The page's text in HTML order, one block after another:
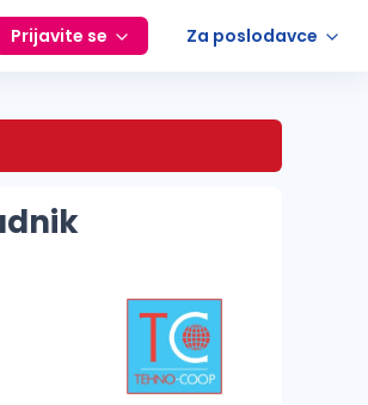
Prijavite se Za poslodavce